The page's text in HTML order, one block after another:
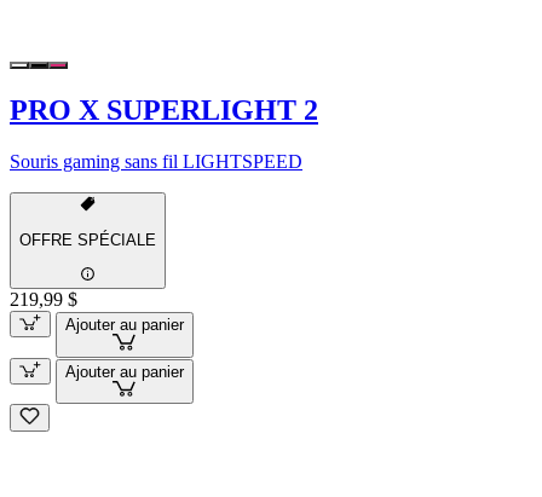
PRO X SUPERLIGHT 2
Souris gaming sans fil LIGHTSPEED
OFFRE SPÉCIALE
219,99 $
Ajouter au panier
Ajouter au panier